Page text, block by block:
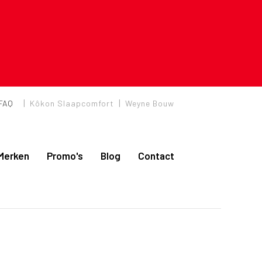
| Kôkon Slaapcomfort | Weyne Bouw
Promo's Blog Contact